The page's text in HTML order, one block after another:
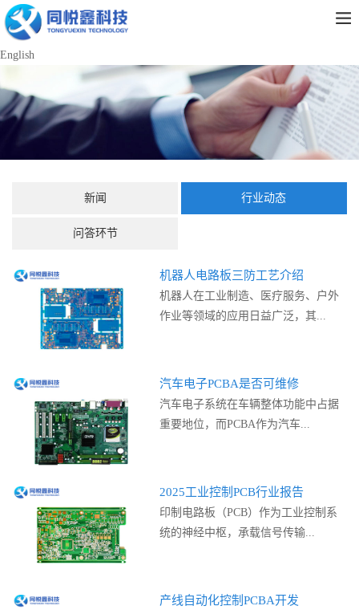
English
新闻 行业动态
问答环节
机器人电路板三防工艺介绍
机器人在工业制造、医疗服务、户外
作业等领域的应用日益广泛，其...
汽车电子PCBA是否可维修
汽车电子系统在车辆整体功能中占据
重要地位，而PCBA作为汽车...
2025工业控制PCB行业报告
印制电路板（PCB）作为工业控制系
统的神经中枢，承载信号传输...
产线自动化控制PCBA开发